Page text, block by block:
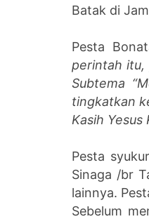
Batak di
Pesta
perintah itu,
Subtema
tingkatkan
Kasih Yesus
Pesta
Sinaga /br
lainnya.
Sebelum